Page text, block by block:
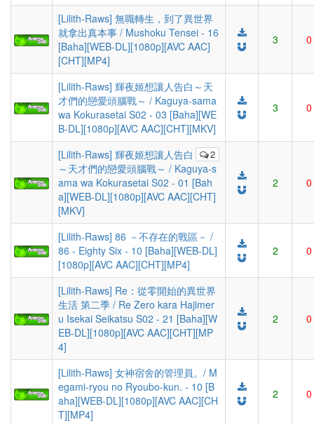
[Lilith-Raws] 無職轉生，到了異世界
就拿出真本事 / Mushoku Tensei - 16
[Baha][WEB-DL][1080p][AVC AAC]
[CHT][MP4]
3 0
[Lilith-Raws] 輝夜姬想讓人告白～天
才們的戀愛頭腦戰～ / Kaguya-sama
wa Kokurasetai S02 - 03 [Baha][WE
B-DL][1080p][AVC AAC][CHT][MKV]
3 0
2
[Lilith-Raws] 輝夜姬想讓人告白
～天才們的戀愛頭腦戰～ / Kaguya-s
ama wa Kokurasetai S02 - 01 [Bah
a][WEB-DL][1080p][AVC AAC][CHT]
[MKV]
2 0
[Lilith-Raws] 86 －不存在的戰區－ /
86 - Eighty Six - 10 [Baha][WEB-DL]
[1080p][AVC AAC][CHT][MP4]
2 0
[Lilith-Raws] Re：從零開始的異世界
生活 第二季 / Re Zero kara Hajimer
u Isekai Seikatsu S02 - 21 [Baha][W
EB-DL][1080p][AVC AAC][CHT][MP
4]
2 0
[Lilith-Raws] 女神宿舍的管理員。/ M
egami-ryou no Ryoubo-kun. - 10 [B
aha][WEB-DL][1080p][AVC AAC][CH
T][MP4]
2 0